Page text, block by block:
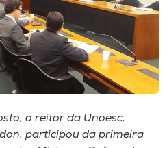
o reitor da Unoesc,
participou da primeira